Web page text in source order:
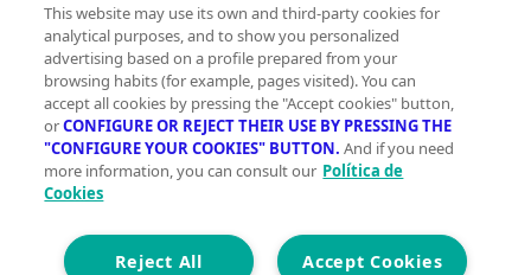
Local
venta ,
Altabix,
This website may use its own and third-party cookies for
analytical purposes, and to show you personalized
advertising based on a profile prepared from your
browsing habits (for example, pages visited). You can
accept all cookies by pressing the "Accept cookies" button,
orCONFIGURE OR REJECT THEIR USE BY PRESSING THE
"CONFIGURE YOUR COOKIES" BUTTON. And if you need
more information, you can consult our Política de
Cookies
Accept Cookies
Reject All